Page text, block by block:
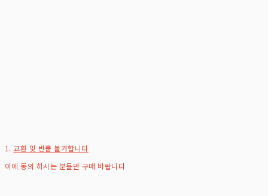
1.교환 및 반품 불가합니다
이에 동의 하시는 분들만 구매 바랍니다